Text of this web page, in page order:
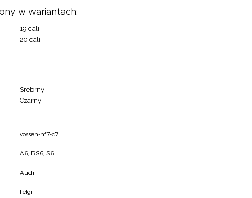
w wariantach:
19 cali
20 cali
Srebrny
Czarny
vossen-hf7-c7
A6, RS6, S6
Audi
Felgi